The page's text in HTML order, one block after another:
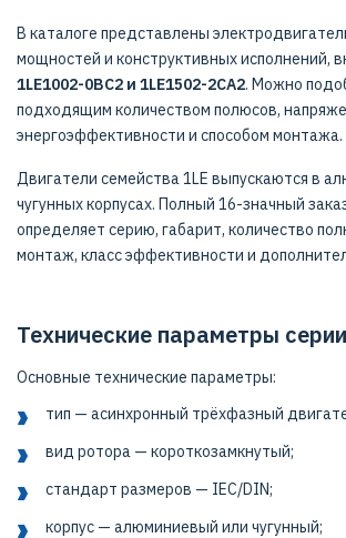
В каталоге представлены
мощностей и конструктивных исполнений,
1LE1002-0BC2 и 1LE1502-2CA2. Можно
подходящим количеством полюсов,
энергоэффективности и способом монтажа.
Двигатели семейства 1LE выпускаются в
чугунных корпусах. Полный 16-значный
определяет серию, габарит, количество
монтаж, класс эффективности и
Технические параметры серии
Основные технические параметры:
тип — асинхронный трёхфазный
вид ротора — короткозамкнутый;
стандарт размеров — IEC/DIN;
корпус — алюминиевый или чугунный;